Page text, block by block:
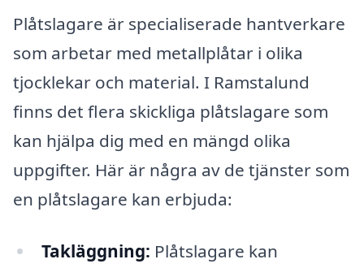
Plåtslagare är specialiserade hantverkare
som arbetar med metallplåtar i olika
tjocklekar och material. I Ramstalund
finns det flera skickliga plåtslagare som
kan hjälpa dig med en mängd olika
uppgifter. Här är några av de tjänster som
en plåtslagare kan erbjuda:
Takläggning: Plåtslagare kan